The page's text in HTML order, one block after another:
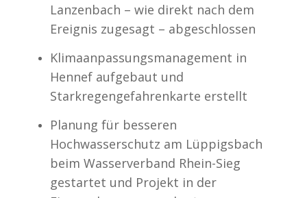
Lanzenbach – wie direkt nach dem
Ereignis zugesagt – abgeschlossen
Klimaanpassungsmanagement in
Hennef aufgebaut und
Starkregengefahrenkarte erstellt
Planung für besseren
Hochwasserschutz am Lüppigsbach
beim Wasserverband Rhein-Sieg
gestartet und Projekt in der